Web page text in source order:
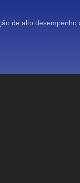
de alto desempenho